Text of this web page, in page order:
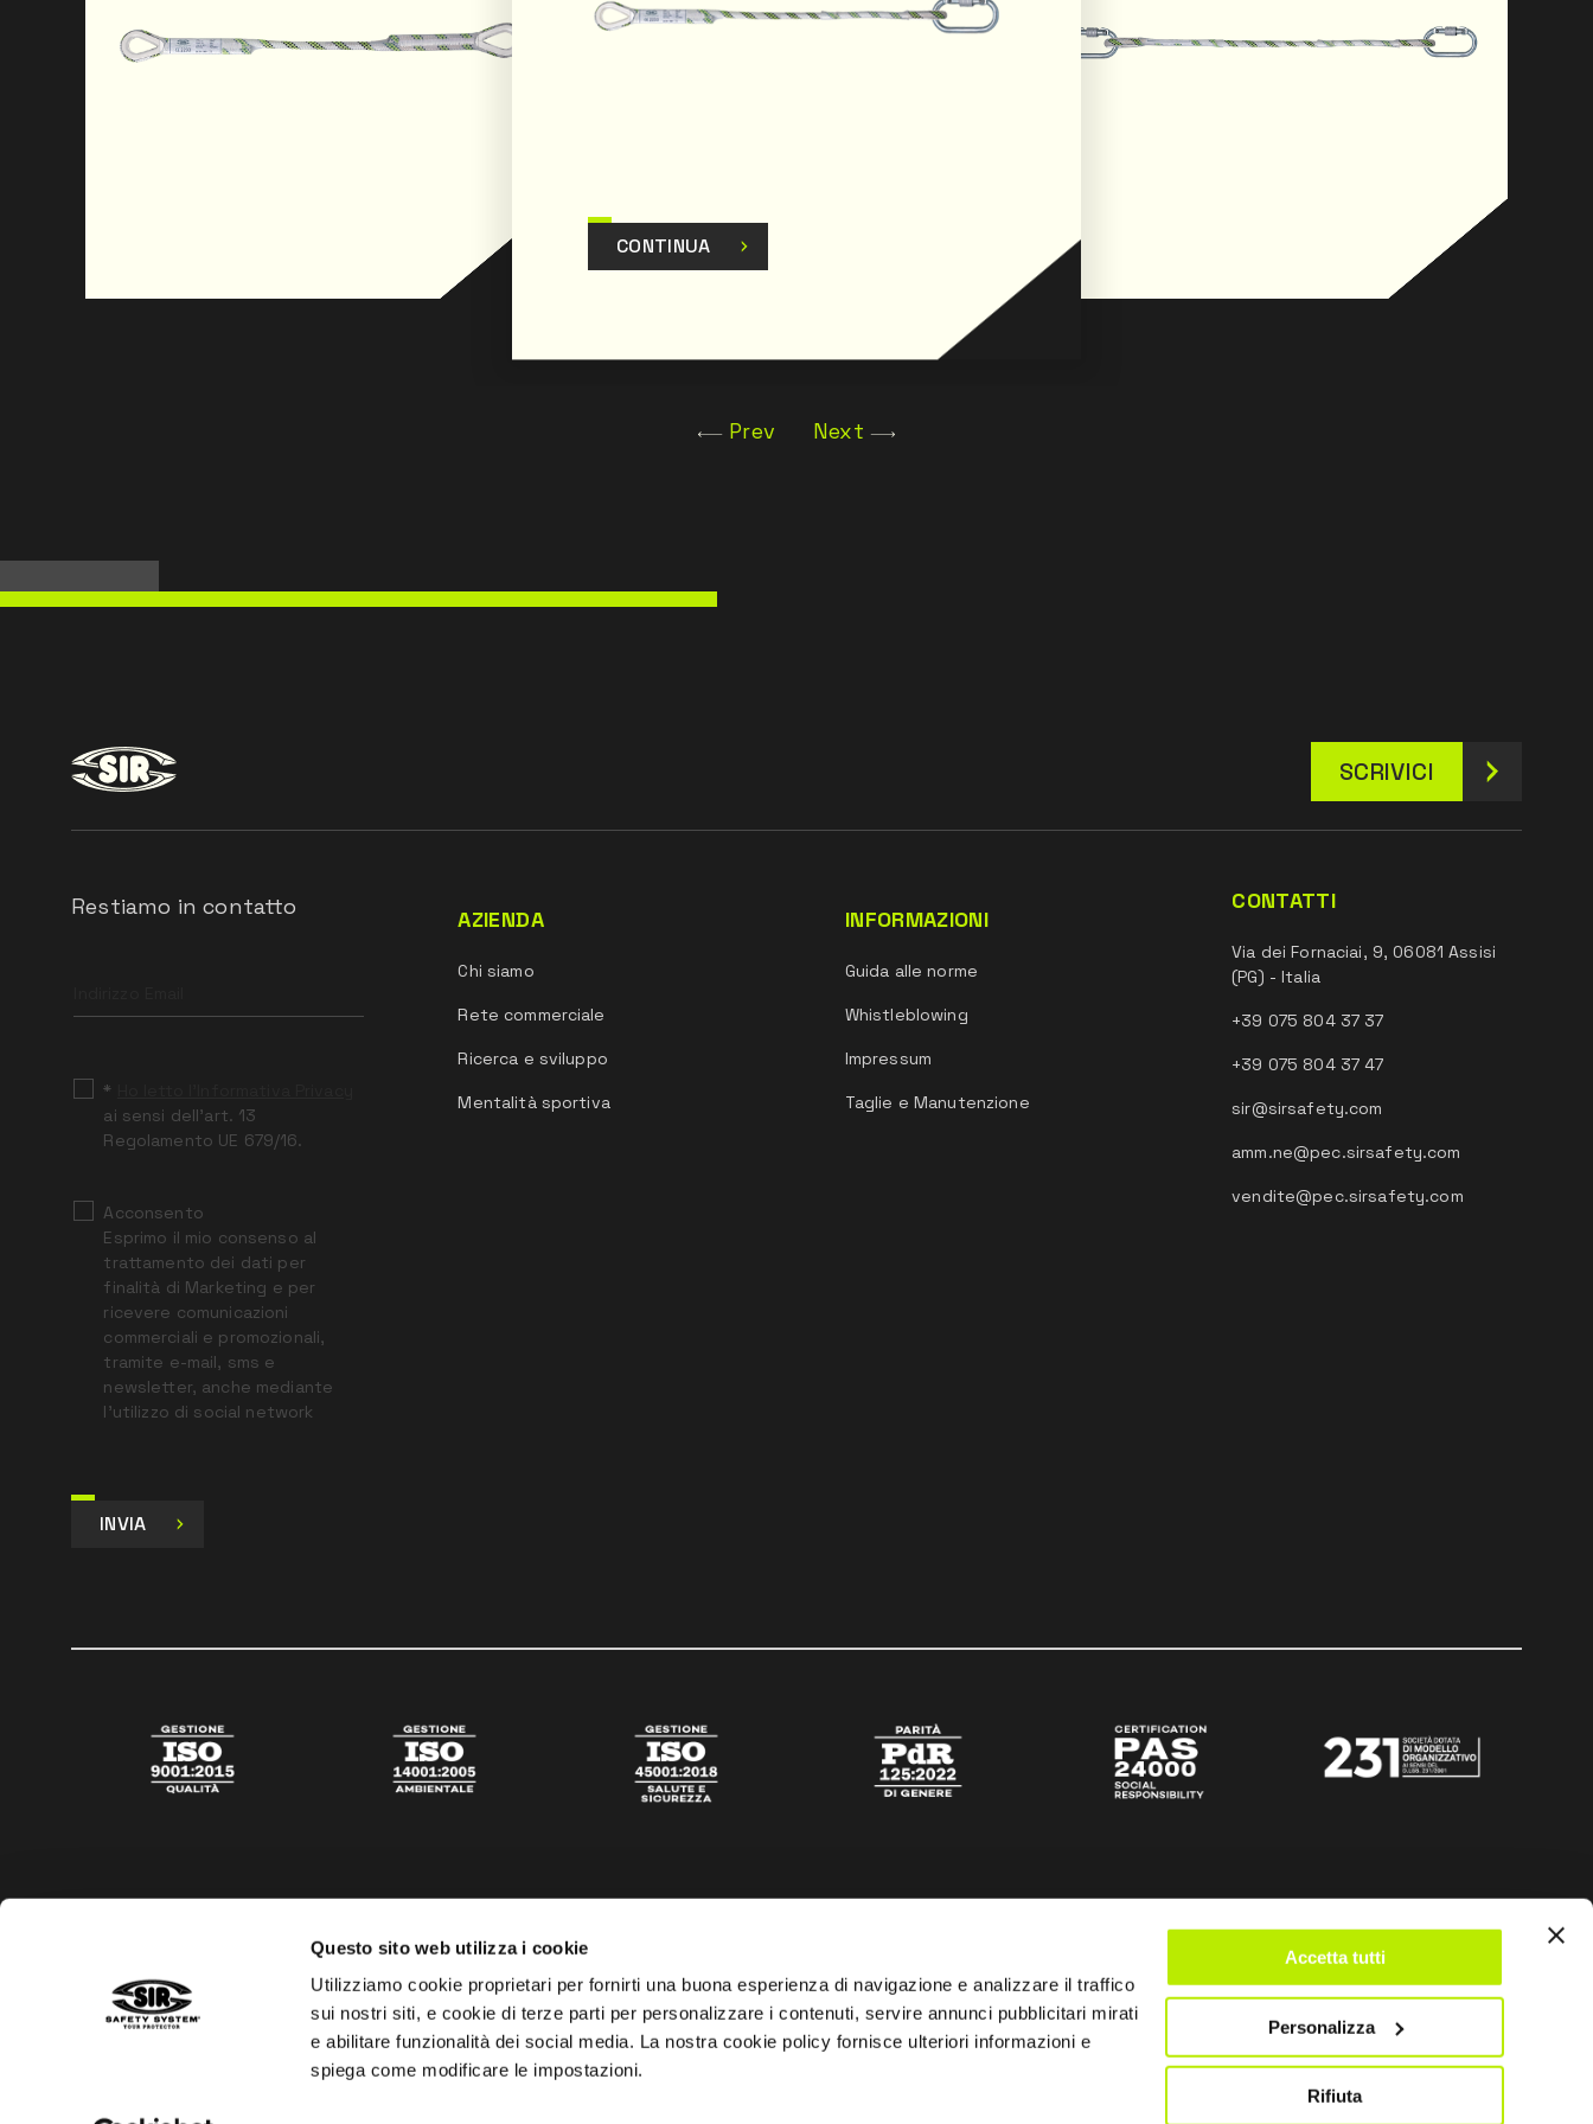
Questo sito web utilizza i cookie
Utilizziamo cookie proprietari per fornirti una buona esperienza di navigazione e analizzare il traffico
sui nostri siti, e cookie di terze parti per personalizzare i contenuti, servire annunci pubblicitari mirati
e abilitare funzionalità dei social media. La nostra cookie policy fornisce ulteriori informazioni e
spiega come modificare le impostazioni.
Accetta tutti
Personalizza
Rifiuta
CONTINUA
Prev Next
SCRIVICI
Restiamo in contatto
field
*
ai sensi dell’art. 13
Regolamento UE 679/16.
Acconsento
Esprimo il mio consenso al
trattamento dei dati per
finalità di Marketing e per
ricevere comunicazioni
commerciali e promozionali,
tramite e-mail, sms e
newsletter, anche mediante
l’utilizzo di social network
INVIA
AZIENDA
Chi siamo
Rete commerciale
Ricerca e sviluppo
Mentalità sportiva
INFORMAZIONI
Guida alle norme
Whistleblowing
Impressum
Taglie e Manutenzione
CONTATTI
Via dei Fornaciai, 9, 06081 Assisi
(PG) - Italia
+39 075 804 37 37
+39 075 804 37 47
sir@sirsafety.com
amm.ne@pec.sirsafety.com
vendite@pec.sirsafety.com